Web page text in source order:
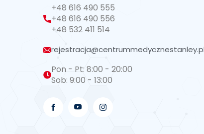
+48 616 490 555
+48 616 490 556
+48 532 411 514
rejestracja@centrummedycznestanley.pl
Pon - Pt: 8:00 - 20:00
Sob: 9:00 - 13:00